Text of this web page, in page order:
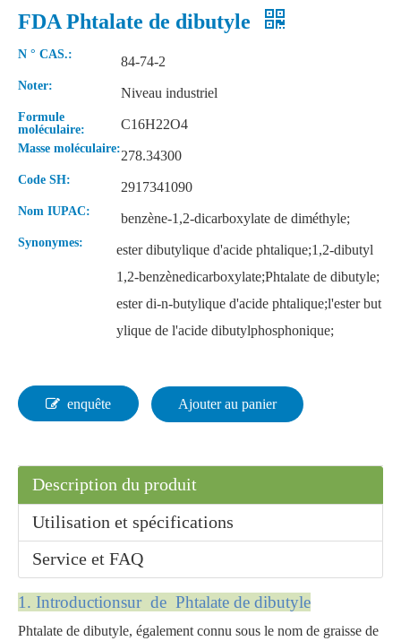
FDA Phtalate de dibutyle
N ° CAS.: 84-74-2
Noter: Niveau industriel
Formule
moléculaire:
C16H22O4
Masse moléculaire:278.34300
Code SH: 2917341090
Nom IUPAC: benzène-1,2-dicarboxylate de diméthyle;
Synonymes:
ester dibutylique d'acide phtalique;1,2-dibutyl
1,2-benzènedicarboxylate;Phtalate de dibutyle;
ester di-n-butylique d'acide phtalique;l'ester but
ylique de l'acide dibutylphosphonique;
enquête Ajouter au panier
Description du produit
Utilisation et spécifications
Service et FAQ
1. Introductionsur de Phtalate de dibutyle
Phtalate de dibutyle, également connu sous le nom de graisse de